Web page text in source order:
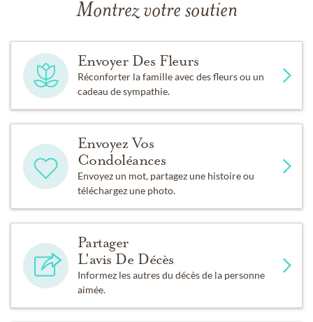
Montrez votre soutien
Envoyer Des Fleurs
Réconforter la famille avec des fleurs ou un
cadeau de sympathie.
Envoyez Vos
Condoléances
Envoyez un mot, partagez une histoire ou
téléchargez une photo.
Partager
L'avis De Décès
Informez les autres du décès de la personne
aimée.